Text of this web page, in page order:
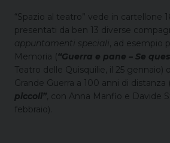
“Spazio al teatro” vede in cartellone
presentati da ben 13 diverse
appuntamenti speciali, ad esempio
Memoria (“Guerra e pane – Se
Teatro delle Quisquilie, il 25 gennaio)
Grande Guerra a 100 anni di distanza (
piccoli”, con Anna Manfio e Davide
febbraio).